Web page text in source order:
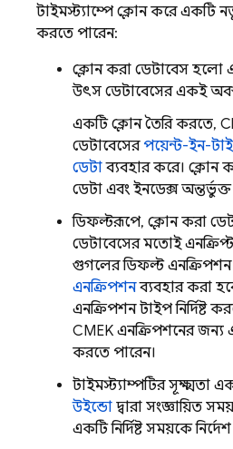
টাইমস্ট্যাম্পে ক্লোন করে একটি
করতে পারেন:
ক্লোন করা ডেটাবেস হলো
উৎস ডেটাবেসের একই
একটি ক্লোন তৈরি করতে,
ডেটাবেসেরপয়েন্ট-ইন-
ডেটাব্যবহার করে। ক্লোন
ডেটা এবং ইনডেক্স
ডিফল্টরূপে, ক্লোন করা
ডেটাবেসের মতোই
গুগলের ডিফল্ট
এনক্রিপশনব্যবহার করা
এনক্রিপশন টাইপ নির্দিষ্ট
CMEK এনক্রিপশনের জন্য
করতে পারেন।
টাইমস্ট্যাম্পটির সূক্ষ্মতা
উইন্ডো দ্বারা সংজ্ঞায়িত
একটি নির্দিষ্ট সময়কে